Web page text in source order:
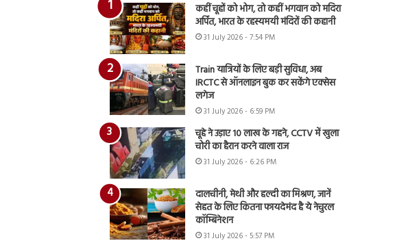
कहीं चूहों को भोग, तो कहीं भगवान को मदिरा
अर्पित, भारत के रहस्यमयी मंदिरों की कहानी
31 July 2026 - 7:54 PM
Train यात्रियों के लिए बड़ी सुविधा, अब
IRCTC से ऑनलाइन बुक कर सकेंगे एक्सेस
लगेज
31 July 2026 - 6:59 PM
चूहे ने उड़ाए 10 लाख के गहने, CCTV में खुला
चोरी का हैरान करने वाला राज
31 July 2026 - 6:26 PM
दालचीनी, मेथी और हल्दी का मिश्रण, जानें
सेहत के लिए कितना फायदेमंद है ये नेचुरल
कॉम्बिनेशन
31 July 2026 - 5:57 PM